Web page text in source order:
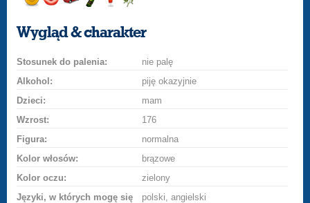
uśmiech
buziakasamochodem
szampana
drinka
różę
Wygląd & charakter
Stosunek do palenia:
nie palę
Alkohol:
piję okazyjnie
Dzieci:
mam
Wzrost:
176
Figura:
normalna
Kolor włosów:
brązowe
Kolor oczu:
zielony
Języki, w których mogę się
polski, angielski